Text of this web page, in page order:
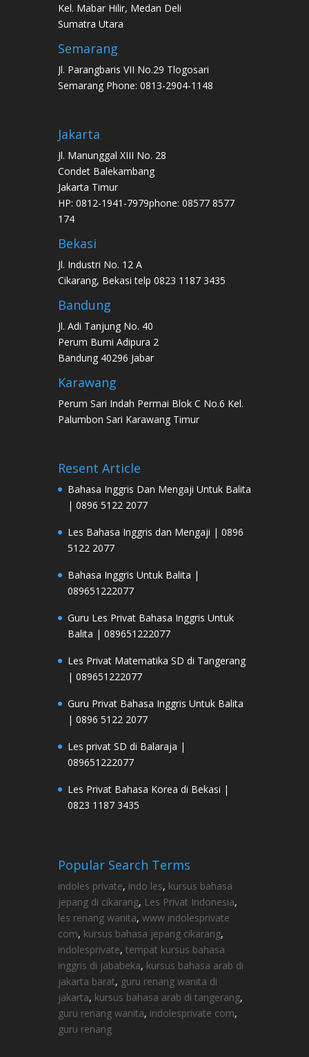
Kel. Mabar Hilir, Medan Deli
Sumatra Utara
Semarang
Jl. Parangbaris VII No.29 Tlogosari
Semarang Phone: 0813-2904-1148
Jakarta
Jl. Manunggal XIII No. 28
Condet Balekambang
Jakarta Timur
HP: 0812-1941-7979phone: 08577 8577
174
Bekasi
Jl. Industri No. 12 A
Cikarang, Bekasi telp 0823 1187 3435
Bandung
Jl. Adi Tanjung No. 40
Perum Bumi Adipura 2
Bandung 40296 Jabar
Karawang
Perum Sari Indah Permai Blok C No.6 Kel.
Palumbon Sari Karawang Timur
Resent Article
Bahasa Inggris Dan Mengaji Untuk Balita
| 0896 5122 2077
Les Bahasa Inggris dan Mengaji | 0896
5122 2077
Bahasa Inggris Untuk Balita |
089651222077
Guru Les Privat Bahasa Inggris Untuk
Balita | 089651222077
Les Privat Matematika SD di Tangerang
| 089651222077
Guru Privat Bahasa Inggris Untuk Balita
| 0896 5122 2077
Les privat SD di Balaraja |
089651222077
Les Privat Bahasa Korea di Bekasi |
0823 1187 3435
Popular Search Terms
indoles private, indo les, kursus bahasa
jepang di cikarang, Les Privat Indonesia,
les renang wanita, www indolesprivate
com, kursus bahasa jepang cikarang,
indolesprivate, tempat kursus bahasa
inggris di jababeka, kursus bahasa arab di
jakarta barat, guru renang wanita di
jakarta, kursus bahasa arab di tangerang,
guru renang wanita, indolesprivate com,
guru renang